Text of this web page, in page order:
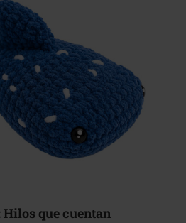
que cuentan